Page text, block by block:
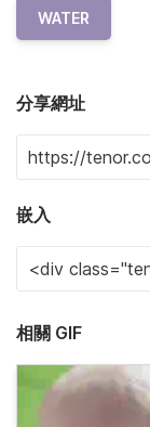
WATER
分享網址
嵌入
相關 GIF